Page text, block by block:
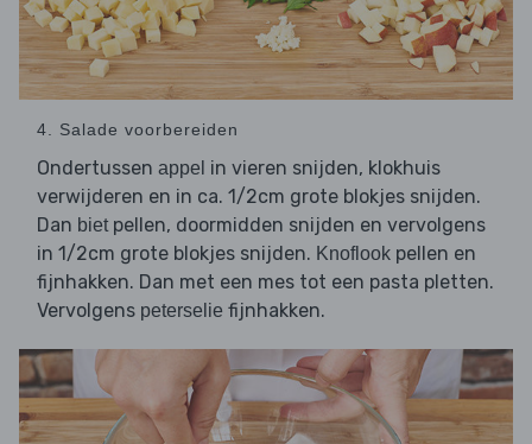
4. Salade voorbereiden
Ondertussen appel in vieren snijden, klokhuis
verwijderen en in ca. 1/2cm grote blokjes snijden.
Dan biet pellen, doormidden snijden en vervolgens
in 1/2cm grote blokjes snijden. Knoflook pellen en
fijnhakken. Dan met een mes tot een pasta pletten.
Vervolgens peterselie fijnhakken.